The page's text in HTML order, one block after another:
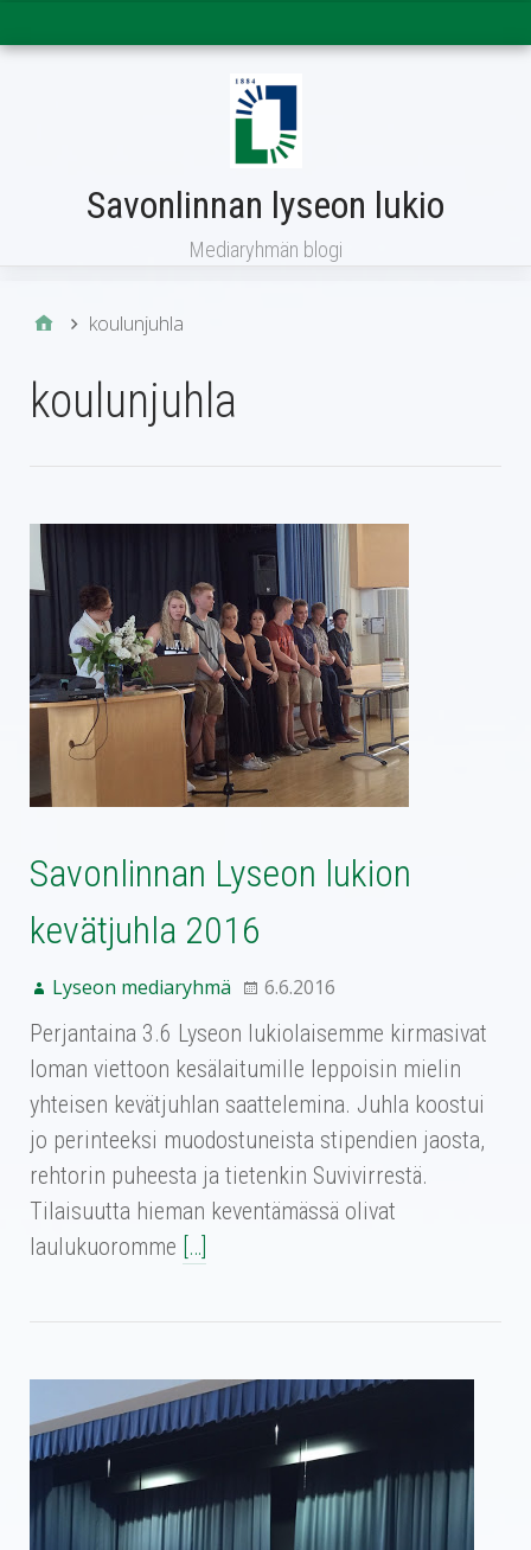
Savonlinnan lyseon lukio
Mediaryhmän blogi
koulunjuhla
koulunjuhla
Savonlinnan Lyseon lukion
kevätjuhla 2016
Lyseon mediaryhmä 6.6.2016
Perjantaina 3.6 Lyseon lukiolaisemme kirmasivat
loman viettoon kesälaitumille leppoisin mielin
yhteisen kevätjuhlan saattelemina. Juhla koostui
jo perinteeksi muodostuneista stipendien jaosta,
rehtorin puheesta ja tietenkin Suvivirrestä.
Tilaisuutta hieman keventämässä olivat
laulukuoromme […]